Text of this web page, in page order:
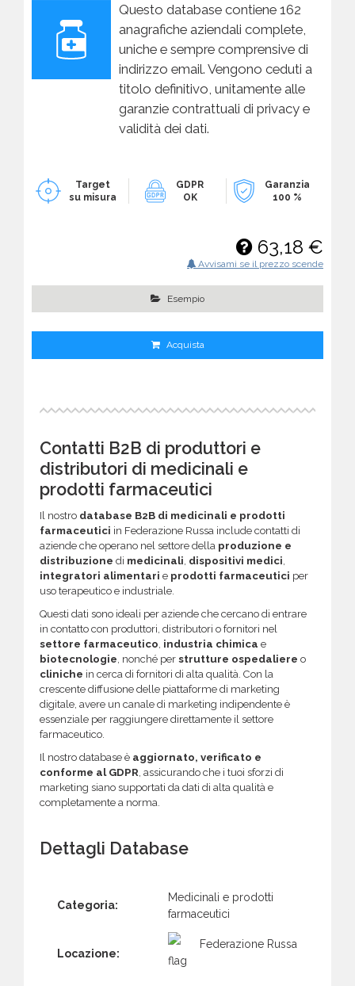
Questo database contiene 162
anagrafiche aziendali complete,
uniche e sempre comprensive di
indirizzo email. Vengono ceduti a
titolo definitivo, unitamente alle
garanzie contrattuali di privacy e
validità dei dati.
Target
su misura
GDPR
OK
Garanzia
100 %
63,18 €
Avvisami se il prezzo scende
Esempio
Acquista
Contatti B2B di produttori e
distributori di medicinali e
prodotti farmaceutici
Il nostro database B2B di medicinali e prodotti
farmaceutici in Federazione Russa include contatti di
aziende che operano nel settore della produzione e
distribuzione di medicinali, dispositivi medici,
integratori alimentari e prodotti farmaceutici per
uso terapeutico e industriale.
Questi dati sono ideali per aziende che cercano di entrare
in contatto con produttori, distributori o fornitori nel
settore farmaceutico, industria chimica e
biotecnologie, nonché per strutture ospedaliere o
cliniche in cerca di fornitori di alta qualità. Con la
crescente diffusione delle piattaforme di marketing
digitale, avere un canale di marketing indipendente è
essenziale per raggiungere direttamente il settore
farmaceutico.
Il nostro database è aggiornato, verificato e
conforme al GDPR, assicurando che i tuoi sforzi di
marketing siano supportati da dati di alta qualità e
completamente a norma.
Dettagli Database
Categoria:
Medicinali e prodotti
farmaceutici
Locazione:
Federazione Russa